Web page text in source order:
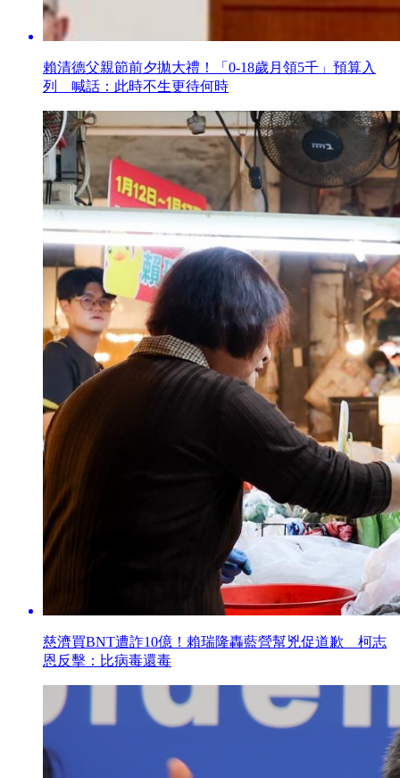
賴清德父親節前夕拋大禮！「0-18歲月領5千」預算入
列 喊話：此時不生更待何時
慈濟買BNT遭詐10億！賴瑞隆轟藍營幫兇促道歉 柯志
恩反擊：比病毒還毒